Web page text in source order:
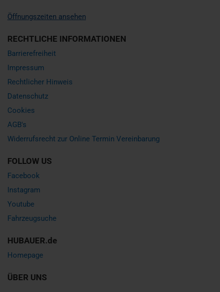
Öffnungszeiten ansehen
RECHTLICHE INFORMATIONEN
Barrierefreiheit
Impressum
Rechtlicher Hinweis
Datenschutz
Cookies
AGB's
Widerrufsrecht zur Online Termin Vereinbarung
FOLLOW US
Facebook
Instagram
Youtube
Fahrzeugsuche
HUBAUER.de
Homepage
ÜBER UNS